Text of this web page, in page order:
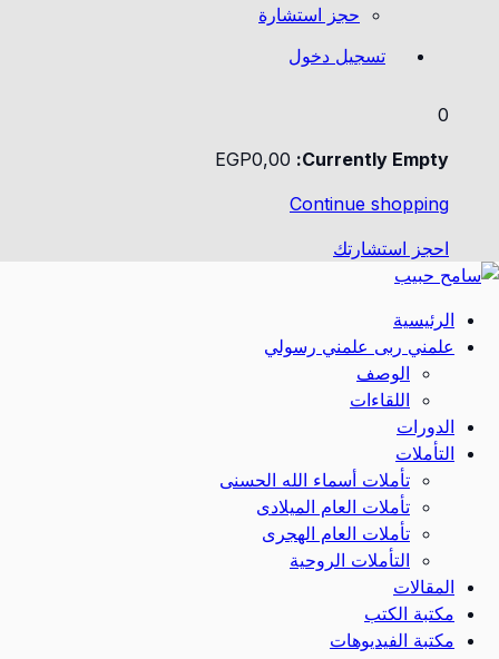
حجز استشارة
تسجيل دخول
0
Currently Empty:
EGP0,00
Continue shopping
احجز استشارتك
الرئيسية
علمني ربى علمني رسولي
الوصف
اللقاءات
الدورات
التأملات
تأملات أسماء الله الحسنى
تأملات العام الميلادى
تأملات العام الهجرى
التأملات الروحية
المقالات
مكتبة الكتب
مكتبة الفيديوهات